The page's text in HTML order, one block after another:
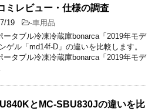
ミレビュー・仕様の調査
19 -車用品
ータブル冷凍冷蔵庫bonarca「2019年モデ
ゲル「md14f-D」の違いを比較します。
ータブル冷凍冷蔵庫bonarca「2019年モデ
とMC-SBU830Jの違いを比